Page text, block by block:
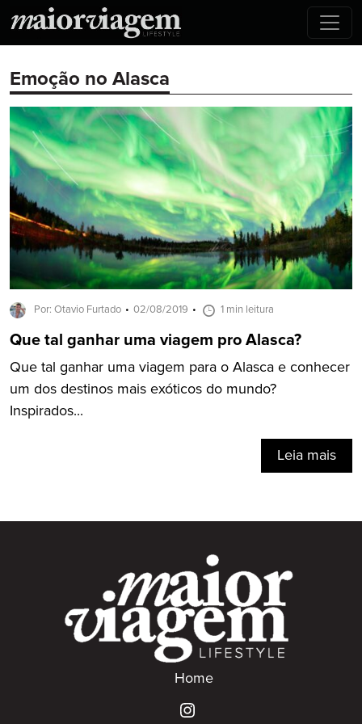
Emoção no Alasca
Por: Otavio Furtado 02/08/2019 1 min leitura
Que tal ganhar uma viagem pro Alasca?
Que tal ganhar uma viagem para o Alasca e conhecer
um dos destinos mais exóticos do mundo?
Inspirados...
Leia mais
Home